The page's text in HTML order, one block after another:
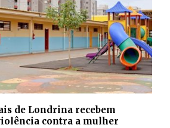
de Londrina recebem
contra a mulher